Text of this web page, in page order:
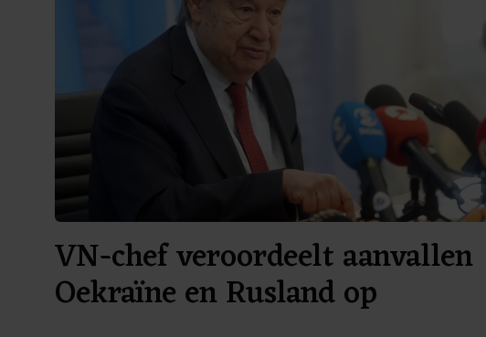
VN-chef veroordeelt aanvallen
Oekraïne en Rusland op